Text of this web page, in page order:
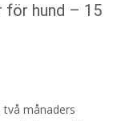
för hund – 15
månaders